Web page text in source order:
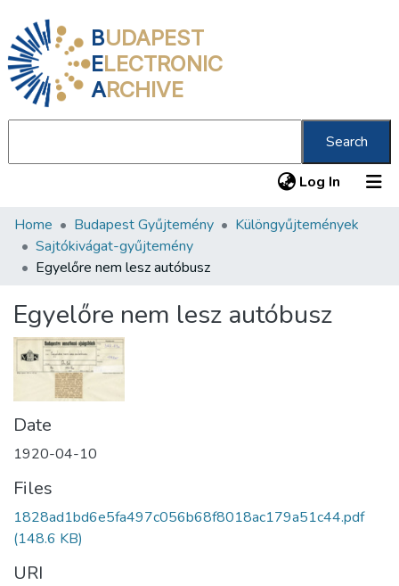
BUDAPEST
ELECTRONIC
ARCHIVE
Search
Log In (current)
Communities & Collections
All of DSpace
About us
Home Budapest Gyűjtemény
Különgyűjtemények
Sajtókivágat-gyűjtemény
Egyelőre nem lesz autóbusz
Egyelőre nem lesz autóbusz
Date
1920-04-10
Files
1828ad1bd6e5fa497c056b68f8018ac179a51c44.pdf
(148.6 KB)
URI